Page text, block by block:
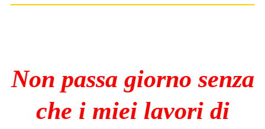
Non passa giorno senza
che i miei lavori di